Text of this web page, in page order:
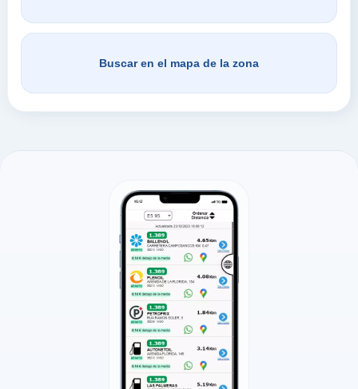
Buscar en el mapa de la zona